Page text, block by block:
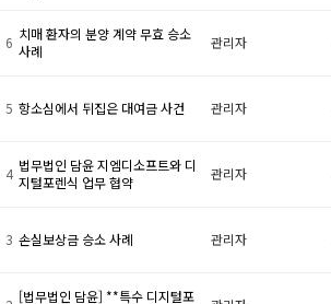
6 치매 환자의 분양 계약 무효 승소
사례
관리자
5 항소심에서 뒤집은 대여금 사건 관리자
4 법무법인 담윤 지엠디소프트와 디
지털포렌식 업무 협약
관리자
3 손실보상금 승소 사례 관리자
[법무법인 담윤] **특수 디지털포